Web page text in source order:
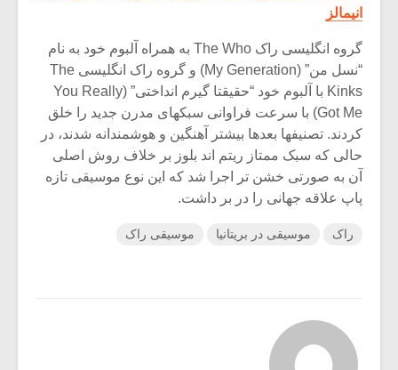
انیمالز
گروه انگلیسی راک The Who به همراه آلبوم خود به نام
“نسل من” (My Generation) و گروه راک انگلیسی The
Kinks با آلبوم خود “حقیقتا گیرم انداختی” (You Really
Got Me) با سرعت فراوانی سبکهای مدرن جدید را خلق
کردند. تصنیفها بعدها بیشتر آهنگین و هوشمندانه شدند، در
حالی که سبک ممتاز ریتم اند بلوز بر خلاف روش اصلی
آن به صورتی خشن تر اجرا شد که این نوع موسیقی تازه
پاپ علاقه جهانی را در بر داشت.
راک موسیقی در بریتانیا موسیقی راک